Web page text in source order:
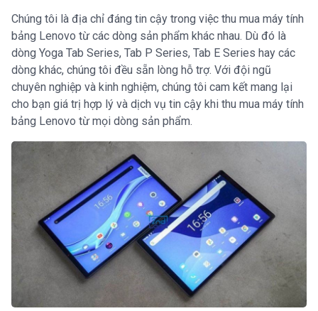
Chúng tôi là địa chỉ đáng tin cậy trong việc thu mua máy tính
bảng Lenovo từ các dòng sản phẩm khác nhau. Dù đó là
dòng Yoga Tab Series, Tab P Series, Tab E Series hay các
dòng khác, chúng tôi đều sẵn lòng hỗ trợ. Với đội ngũ
chuyên nghiệp và kinh nghiệm, chúng tôi cam kết mang lại
cho bạn giá trị hợp lý và dịch vụ tin cậy khi thu mua máy tính
bảng Lenovo từ mọi dòng sản phẩm.